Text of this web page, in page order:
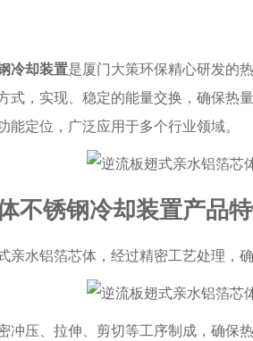
冷却装置是厦门大策环保精心研发的
式，实现、稳定的能量交换，确保热
能定位，广泛应用于多个行业领域。
不锈钢冷却装置产品
亲水铝箔芯体，经过精密工艺处理，
冲压、拉伸、剪切等工序制成，确保